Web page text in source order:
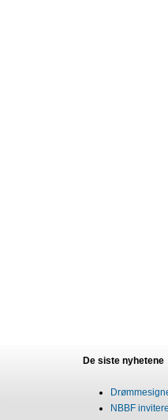
De siste nyhetene
NBBF